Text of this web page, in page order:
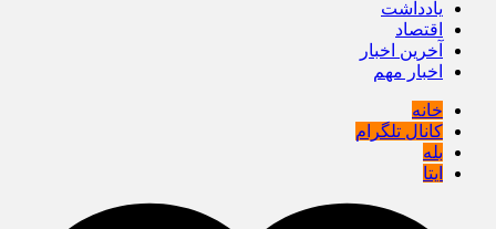
یادداشت
اقتصاد
آخرین اخبار
اخبار مهم
خانه
کانال تلگرام
بله
ایتا